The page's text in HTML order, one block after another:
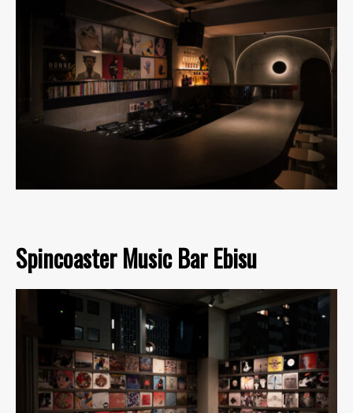
Spincoaster Music Bar Ebisu